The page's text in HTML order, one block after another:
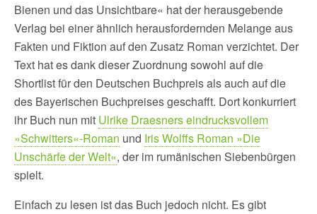
Bienen und das Unsichtbare« hat der herausgebende
Verlag bei einer ähnlich herausfordernden Melange aus
Fakten und Fiktion auf den Zusatz Roman verzichtet. Der
Text hat es dank dieser Zuordnung sowohl auf die
Shortlist für den Deutschen Buchpreis als auch auf die
des Bayerischen Buchpreises geschafft. Dort konkurriert
ihr Buch nun mit Ulrike Draesners eindrucksvollem
»Schwitters«-Roman und Iris Wolffs Roman »Die
Unschärfe der Welt«, der im rumänischen Siebenbürgen
spielt.
Einfach zu lesen ist das Buch jedoch nicht. Es gibt